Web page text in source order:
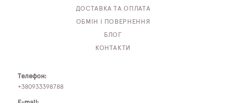
ДОСТАВКА ТА ОПЛАТА
ОБМІН І ПОВЕРНЕННЯ
БЛОГ
КОНТАКТИ
Телефон:
+380933398788